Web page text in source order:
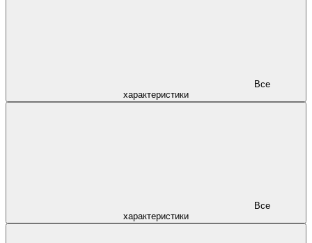
характеристики
характеристики